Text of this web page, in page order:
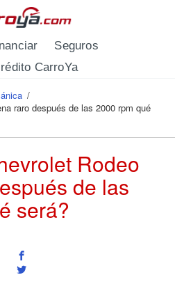
Seguros
CarroYa
/
raro después de las 2000 rpm qué
Rodeo
de las
será?